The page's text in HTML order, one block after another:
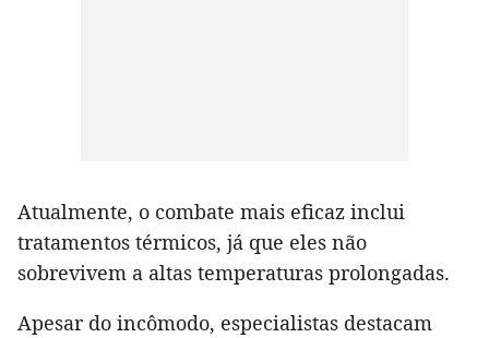
Atualmente, o combate mais eficaz inclui
tratamentos térmicos, já que eles não
sobrevivem a altas temperaturas prolongadas.
Apesar do incômodo, especialistas destacam